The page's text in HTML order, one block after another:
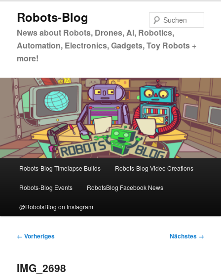
primären
springen
Robots-Blog
News about Robots, Drones, AI, Robotics,
Automation, Electronics, Gadgets, Toy Robots +
more!
Robots-Blog Timelapse Builds Robots-Blog Video Creations
Robots-Blog Events RobotsBlog Facebook News
@RobotsBlog on Instagram
Bilder-
← Vorheriges Nächstes →
IMG_2698